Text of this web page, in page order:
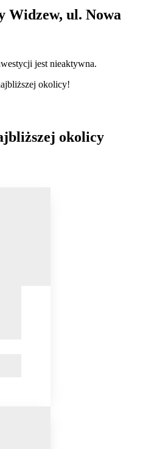
Widzew, ul. Nowa
jest nieaktywna.
okolicy!
okolicy